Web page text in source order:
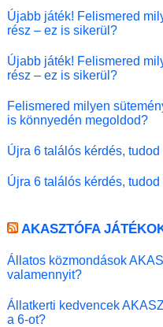
Újabb játék! Felismered
rész – ez is sikerül?
Újabb játék! Felismered
rész – ez is sikerül?
Felismered milyen
is könnyedén megoldod?
Újra 6 találós kérdés,
Újra 6 találós kérdés,
AKASZTÓFA
Állatos közmondások
valamennyit?
Állatkerti kedvencek
a 6-ot?